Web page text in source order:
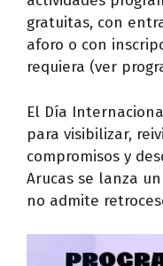
gratuitas, con
aforo o con
requiera (ver
El Día
para visibilizar,
compromisos y
Arucas se lanza
no admite